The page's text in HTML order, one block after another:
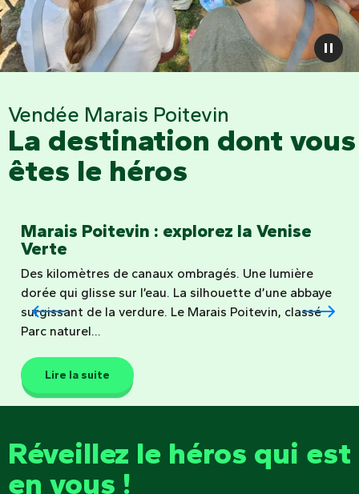
Vendée Marais Poitevin
La destination dont vous
êtes le héros
Marais Poitevin : explorez la Venise
Verte
Des kilomètres de canaux ombragés. Une lumière
dorée qui glisse sur l’eau. La silhouette d’une abbaye
surgissant de la verdure. Le Marais Poitevin, classé
Parc naturel...
Lire la suite
Réveillez le héros qui est
en vous !